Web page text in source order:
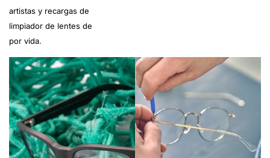
artistas y recargas de
limpiador de lentes de
por vida.